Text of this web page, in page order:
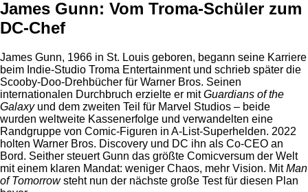
James Gunn: Vom Troma-Schüler zum
DC-Chef
James Gunn, 1966 in St. Louis geboren, begann seine Karriere
beim Indie-Studio Troma Entertainment und schrieb später die
Scooby-Doo-Drehbücher für Warner Bros. Seinen
internationalen Durchbruch erzielte er mitGuardians of the
Galaxyund dem zweiten Teil für Marvel Studios – beide
wurden weltweite Kassenerfolge und verwandelten eine
Randgruppe von Comic-Figuren in A-List-Superhelden. 2022
holten Warner Bros. Discovery und DC ihn als Co-CEO an
Bord. Seither steuert Gunn das größte Comicversum der Welt
mit einem klaren Mandat: weniger Chaos, mehr Vision. MitMan
of Tomorrowsteht nun der nächste große Test für diesen Plan